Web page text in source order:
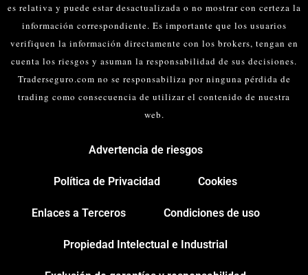
es relativa y puede estar desactualizada o no mostrar con certeza la
información correspondiente. Es importante que los usuarios
verifiquen la información directamente con los brokers, tengan en
cuenta los riesgos y asuman la responsabilidad de sus decisiones.
Traderseguro.com no se responsabiliza por ninguna pérdida de
trading como consecuencia de utilizar el contenido de nuestra
web.
Advertencia de riesgos
Política de Privacidad Cookies
Enlaces a Terceros Condiciones de uso
Propiedad Intelectual e Industrial